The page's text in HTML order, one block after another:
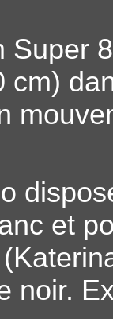
Super
cm)
et
noir.